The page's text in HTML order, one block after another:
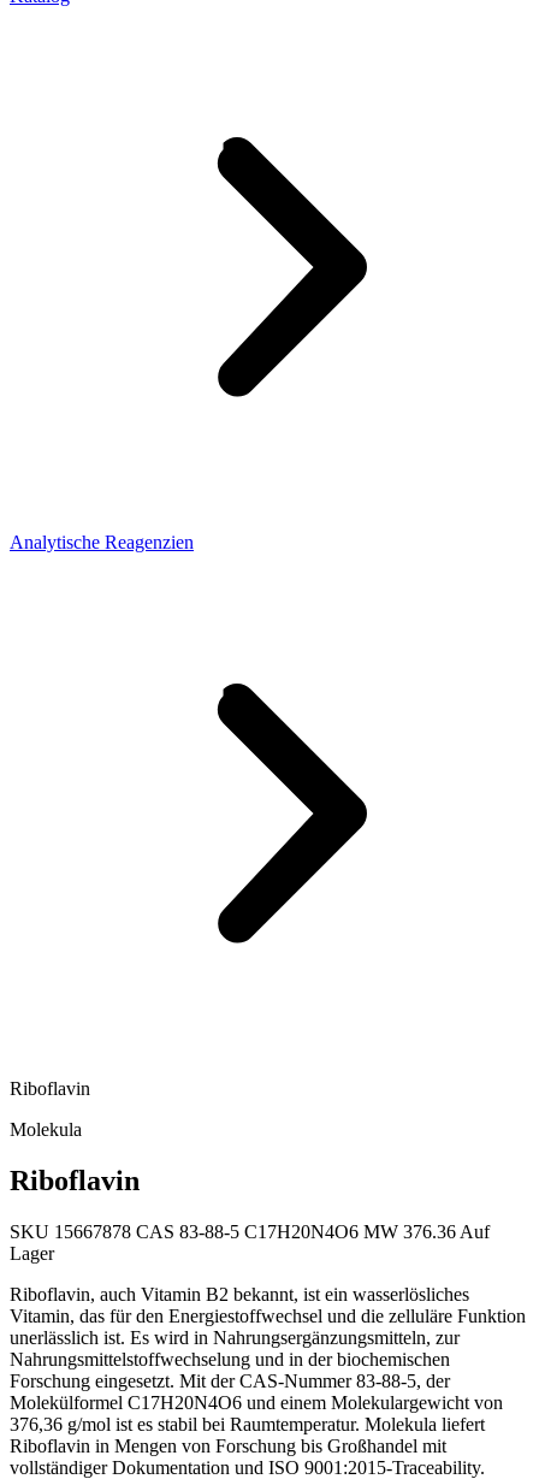
Analytische Reagenzien
Riboflavin
Molekula
Riboflavin
SKU 15667878 CAS 83-88-5 C17H20N4O6 MW 376.36 Auf
Lager
Riboflavin, auch Vitamin B2 bekannt, ist ein wasserlösliches
Vitamin, das für den Energiestoffwechsel und die zelluläre Funktion
unerlässlich ist. Es wird in Nahrungsergänzungsmitteln, zur
Nahrungsmittelstoffwechselung und in der biochemischen
Forschung eingesetzt. Mit der CAS-Nummer 83-88-5, der
Molekülformel C17H20N4O6 und einem Molekulargewicht von
376,36 g/mol ist es stabil bei Raumtemperatur. Molekula liefert
Riboflavin in Mengen von Forschung bis Großhandel mit
vollständiger Dokumentation und ISO 9001:2015-Traceability.